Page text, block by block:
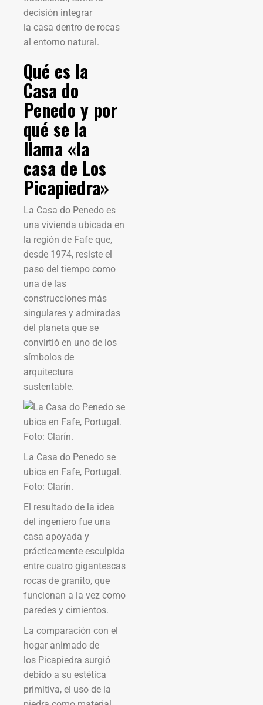
decisión integrar
la casa dentro de rocas
al entorno natural.
Qué es la
Casa do
Penedo y por
qué se la
llama «la
casa de Los
Picapiedra»
La Casa do Penedo es
una vivienda ubicada en
la región de Fafe que,
desde 1974, resiste el
paso del tiempo como
una de las
construcciones más
singulares y admiradas
del planeta que se
convirtió en uno de los
símbolos de
arquitectura
sustentable.
La Casa do Penedo se
ubica en Fafe, Portugal.
Foto: Clarín.
El resultado de la idea
del ingeniero fue una
casa apoyada y
prácticamente esculpida
entre cuatro gigantescas
rocas de granito, que
funcionan a la vez como
paredes y cimientos.
La comparación con el
hogar animado de
los Picapiedra surgió
debido a su estética
primitiva, el uso de la